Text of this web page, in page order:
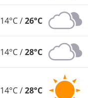
14°C /26°C
14°C /28°C
14°C /28°C